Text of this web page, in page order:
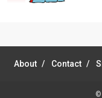
About Contact
©